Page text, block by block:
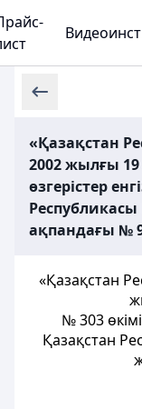
«Қазақстан
2002 жылғы
өзгерістер
ақпандағы №
«Қазақстан
№ 303
Қазақстан